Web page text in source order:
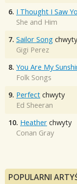
6. I Thought I Saw
She and Him
7. Sailor Song chwyty
Gigi Perez
8. You Are My
Folk Songs
9. Perfect chwyty
Ed Sheeran
10. Heather chwyty
Conan Gray
POPULARNI